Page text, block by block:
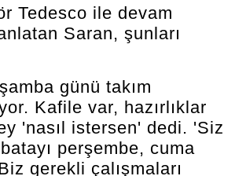
Tedesco ile devam
Saran, şunları
günü takım
Kafile var, hazırlıklar
'nasıl istersen' dedi. 'Siz
perşembe, cuma
gerekli çalışmaları